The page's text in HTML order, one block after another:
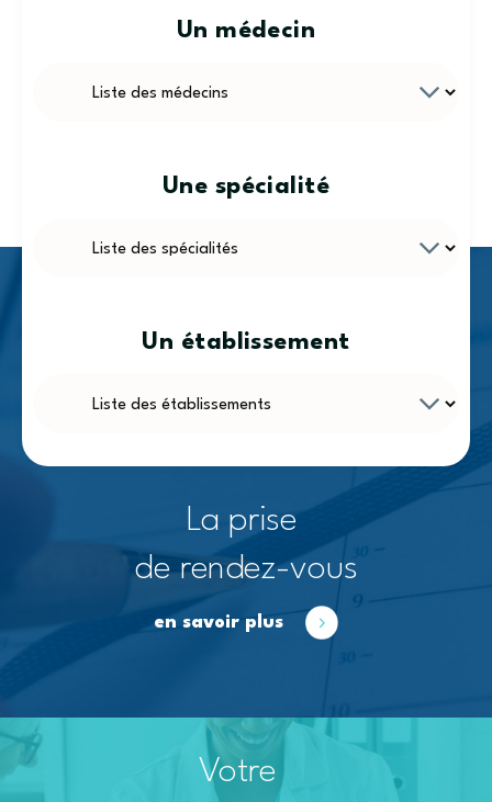
Un médecin
Une spécialité
Un établissement
La prise
de rendez-vous
en savoir plus
Votre